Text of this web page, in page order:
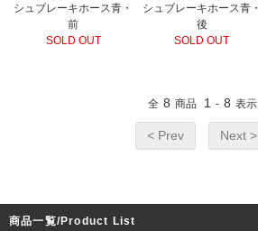
シュブレーキホース青・
前
SOLD OUT
シュブレーキホース青・
後
SOLD OUT
全 8 商品 1 - 8 表示
< Prev Next >
商品一覧/Product List